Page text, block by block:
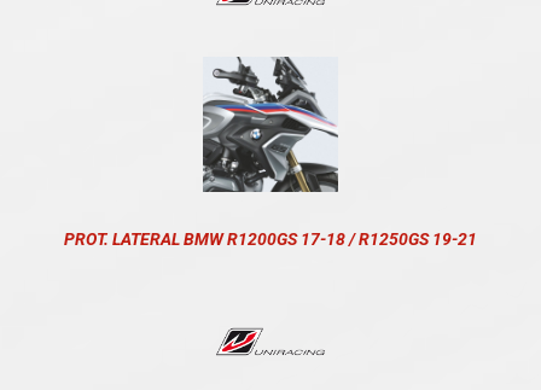
PROT. LATERAL BMW R1200GS 17-18 / R1250GS 19-21